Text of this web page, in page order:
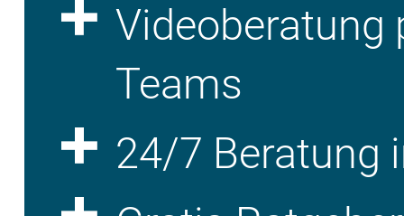
Videoberatung
Teams
24/7 Beratung